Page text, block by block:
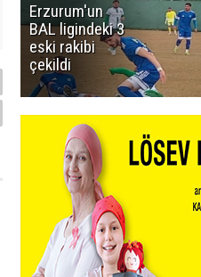
Erzurum'un
BAL ligindeki 3
eski rakibi
çekildi